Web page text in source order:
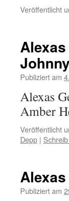
Veröffentlicht
Publiziert am
Alexas
Amber
Veröffentlicht
Depp |
Publiziert am